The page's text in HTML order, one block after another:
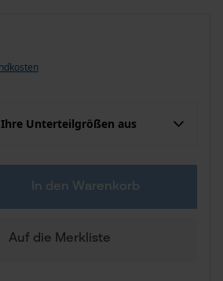
Unterteilgrößen aus
In den Warenkorb
Auf die Merkliste